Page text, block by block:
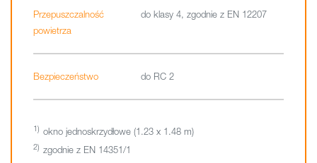
Przepuszczalność
powietrza
do klasy 4, zgodnie z EN 12207
Bezpieczeństwo do RC 2
okno jednoskrzydłowe (1.23 x 1.48 m)
zgodnie z EN 14351/1